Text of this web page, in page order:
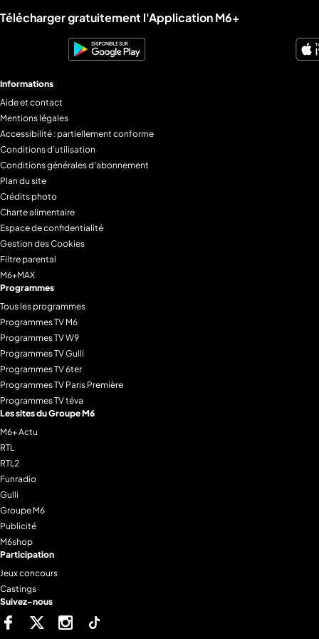
Liens utiles M6+.
Télécharger gratuitement l'Application M6+
Informations
Aide et contact
Mentions légales
Accessibilité : partiellement conforme
Conditions d'utilisation
Conditions générales d'abonnement
Plan du site
Crédits photo
Charte alimentaire
Espace de confidentialité
Gestion des Cookies
Filtre parental
M6+MAX
Programmes
Tous les programmes
Programmes TV M6
Programmes TV W9
Programmes TV Gulli
Programmes TV 6ter
Programmes TV Paris Première
Programmes TV téva
Les sites du Groupe M6
M6+ Actu
RTL
RTL2
Funradio
Gulli
Groupe M6
Publicité
M6shop
Participation
Jeux concours
Castings
Suivez-nous
FacebookTwitter Instagram